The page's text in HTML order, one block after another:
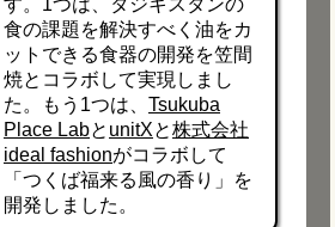
す。1つは、タジキスタンの
食の課題を解決すべく油をカ
ットできる食器の開発を笠間
焼とコラボして実現しまし
た。もう1つは、 Tsukuba
Place Labと unitXと株式会社
ideal fashionがコラボして
「つくば福来る風の香り」を
開発しました。